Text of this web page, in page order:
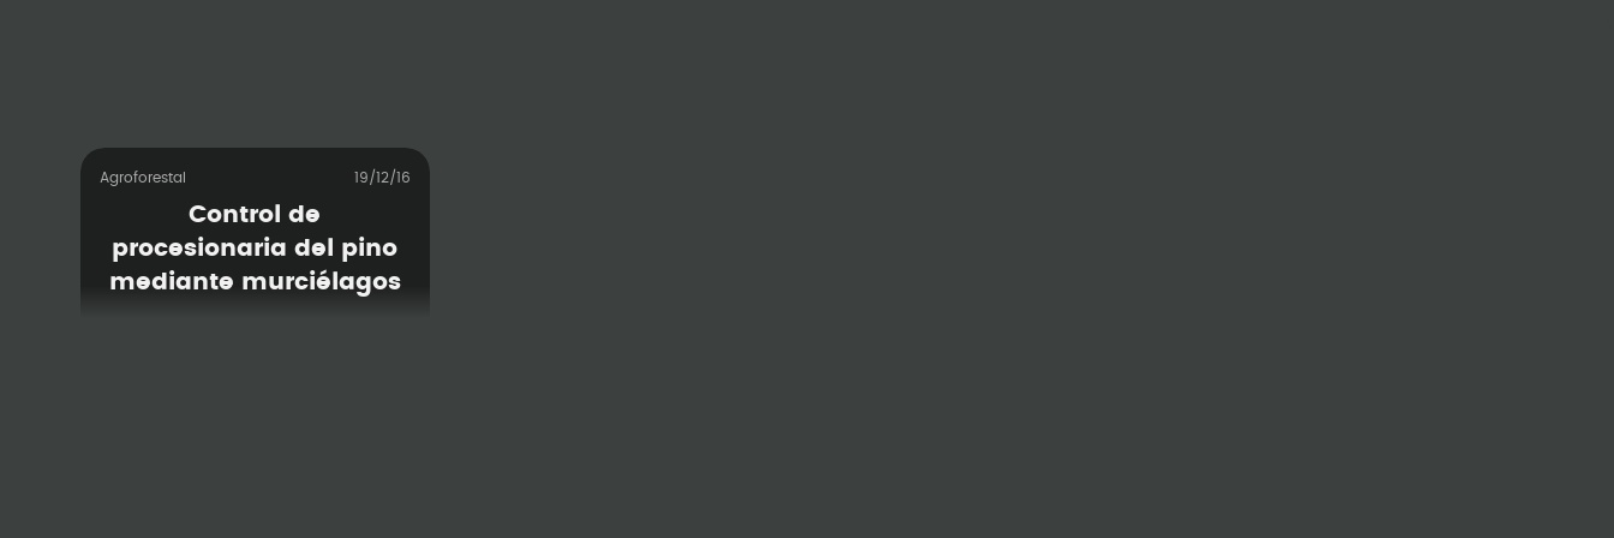
Agroforestal 19/12/16
Control de
procesionaria del pino
mediante murciélagos